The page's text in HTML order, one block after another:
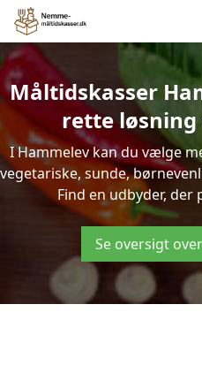
Måltidskasser
rette
I Hammelev kan du vælge
vegetariske, sunde,
Find en udbyder,
Se oversigt